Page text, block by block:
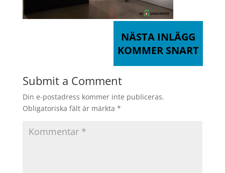
NÄSTA INLÄGG
KOMMER SNART
Submit a Comment
Din e-postadress kommer inte publiceras.
Obligatoriska fält är märkta *